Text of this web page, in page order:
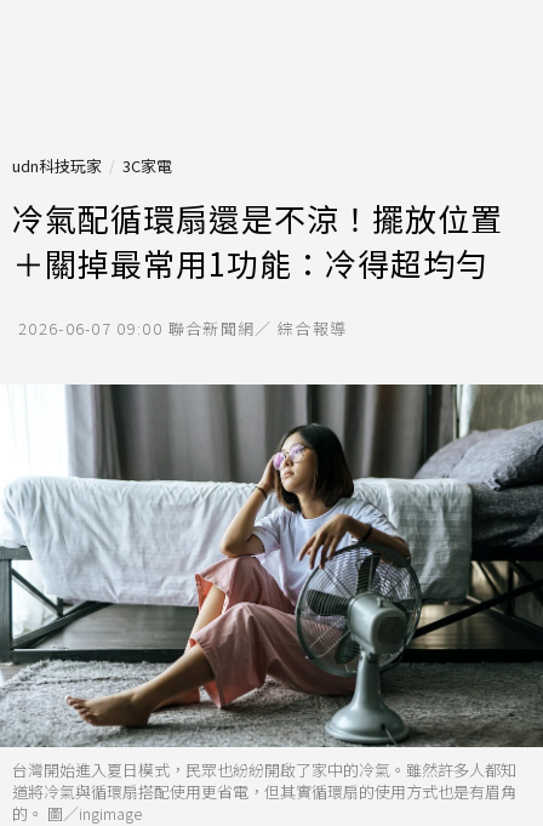
udn科技玩家 3C家電
冷氣配循環扇還是不涼！擺放位置
＋關掉最常用1功能：冷得超均勻
2026-06-07 09:00 聯合新聞網／ 綜合報導
台灣開始進入夏日模式，民眾也紛紛開啟了家中的冷氣。雖然許多人都知
道將冷氣與循環扇搭配使用更省電，但其實循環扇的使用方式也是有眉角
的。 圖／ingimage